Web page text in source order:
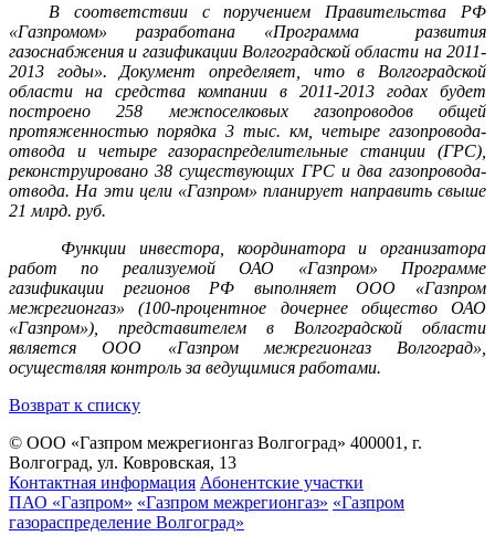
В соответствии с поручением Правительства РФ
«Газпромом» разработана «Программа развития
газоснабжения и газификации Волгоградской области на 2011-
2013 годы». Документ определяет, что в Волгоградской
области на средства компании в 2011-2013 годах будет
построено 258 межпоселковых газопроводов общей
протяженностью порядка 3 тыс. км, четыре газопровода-
отвода и четыре газораспределительные станции (ГРС),
реконструировано 38 существующих ГРС и два газопровода-
отвода. На эти цели «Газпром» планирует направить свыше
21 млрд. руб.
Функции инвестора, координатора и организатора
работ по реализуемой ОАО «Газпром» Программе
газификации регионов РФ выполняет ООО «Газпром
межрегионгаз» (100-процентное дочернее общество ОАО
«Газпром»), представителем в Волгоградской области
является ООО «Газпром межрегионгаз Волгоград»,
осуществляя контроль за ведущимися работами.
Возврат к списку
© ООО «Газпром межрегионгаз Волгоград» 400001, г.
Волгоград, ул. Ковровская, 13
Контактная информация Абонентские участки
ПАО «Газпром» «Газпром межрегионгаз» «Газпром
газораспределение Волгоград»